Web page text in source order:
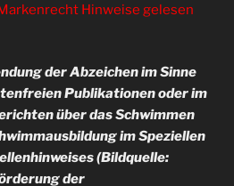
Hinweise gelesen
der Abzeichen im Sinne
Publikationen oder im
über das Schwimmen
im Speziellen
(Bildquelle:
der